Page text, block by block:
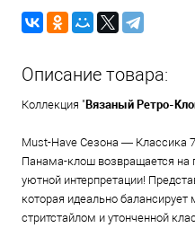
Описание товара:
Коллекция "Вязаный Ретро-
Must-Have Сезона — Классика
Панама-клош возвращается на
уютной интерпретации!
которая идеально
стритстайлом и утонченной